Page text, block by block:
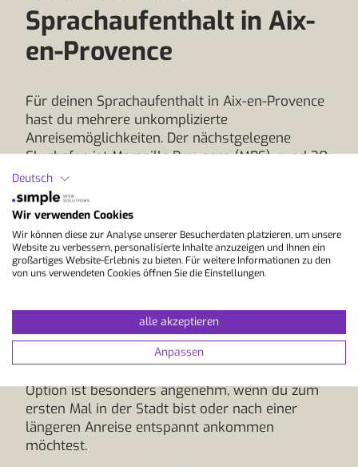
Sprachaufenthalt in Aix-
en-Provence
Für deinen Sprachaufenthalt in Aix-en-Provence
hast du mehrere unkomplizierte
Anreisemöglichkeiten. Der nächstgelegene
Flughafen ist Marseille Provence (MRS), rund 30
Kilometer entfernt. Er wird ganzjährig von
zahlreichen Airlines aus Deutschland, der
Schweiz und Österreich angeflogen. In der
Hauptsaison ist die Auswahl an
Direktverbindungen besonders groß, was die
Reiseplanung erleichtert.
en-Provence in etwa 30 bis 40 Minuten. Dafür
stehen dir Shuttlebusse, Taxis oder ein vorab
buchbarer privater Transfer zur Verfügung, der
Option ist besonders angenehm, wenn du zum
ersten Mal in der Stadt bist oder nach einer
längeren Anreise entspannt ankommen
möchtest.
Deutsch
Wir verwenden Cookies
Wir können diese zur Analyse unserer Besucherdaten platzieren, um unsere
Website zu verbessern, personalisierte Inhalte anzuzeigen und Ihnen ein
großartiges Website-Erlebnis zu bieten. Für weitere Informationen zu den
von uns verwendeten Cookies öffnen Sie die Einstellungen.
alle akzeptieren
Anpassen